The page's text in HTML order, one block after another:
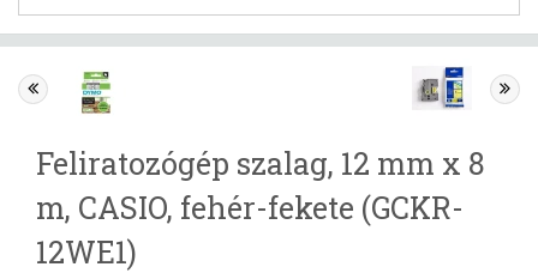
Feliratozógép szalag, 12 mm x 8
m, CASIO, fehér-fekete (GCKR-
12WE1)